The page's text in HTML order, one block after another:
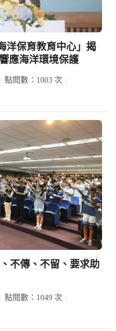
洋保育教育中心」揭
應海洋環境保護
點閱數：1003 次
不傳、不留、要求助
點閱數：1049 次